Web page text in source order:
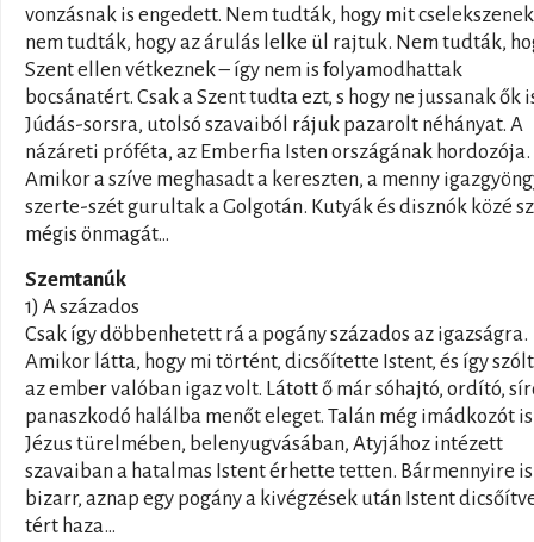
vonzásnak is engedett. Nem tudták, hogy mit
nem tudták, hogy az árulás lelke ül rajtuk. Nem tudták,
Szent ellen vétkeznek – így nem is folyamodhattak
bocsánatért. Csak a Szent tudta ezt, s hogy ne jussanak ők
Júdás-sorsra, utolsó szavaiból rájuk pazarolt néhányat. A
názáreti próféta, az Emberfia Isten országának hordozója.
Amikor a szíve meghasadt a kereszten, a menny
szerte-szét gurultak a Golgotán. Kutyák és disznók közé
mégis önmagát…
Szemtanúk
1) A százados
Csak így döbbenhetett rá a pogány százados az igazságra.
Amikor látta, hogy mi történt, dicsőítette Istent, és így
az ember valóban igaz volt. Látott ő már sóhajtó, ordító,
panaszkodó halálba menőt eleget. Talán még imádkozót
Jézus türelmében, belenyugvásában, Atyjához intézett
szavaiban a hatalmas Istent érhette tetten. Bármennyire is
bizarr, aznap egy pogány a kivégzések után Istent
tért haza…